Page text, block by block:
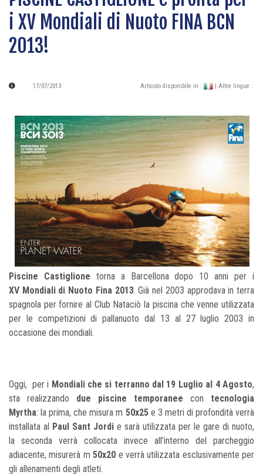
i XV Mondiali di Nuoto FINA BCN
2013!
17/07/2013 Articolo disponibile in : | Altre lingue :
Piscine Castiglione torna a Barcellona dopo 10 anni per i
XV Mondiali di Nuoto Fina 2013. Già nel 2003 approdava in terra
spagnola per fornire al Club Nataciò la piscina che venne utilizzata
per le competizioni di pallanuoto dal 13 al 27 luglio 2003 in
occasione dei mondiali.
Oggi, per i Mondiali che si terranno dal 19 Luglio al 4 Agosto,
sta realizzando due piscine temporanee con tecnologia
Myrtha: la prima, che misura m 50x25 e 3 metri di profondità verrà
installata al Paul Sant Jordi e sarà utilizzata per le gare di nuoto,
la seconda verrà collocata invece all’interno del parcheggio
adiacente, misurerà m50x20 e verrà utilizzata esclusivamente per
gli allenamenti degli atleti.